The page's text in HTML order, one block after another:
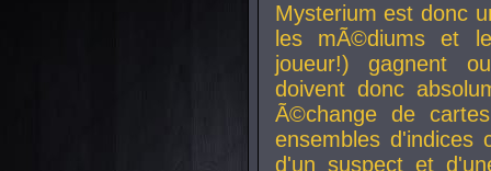
Mysterium est donc
les mÃ©diums et
joueur!) gagnent
doivent donc
Ã©change de
ensembles d'indices
d'un suspect et